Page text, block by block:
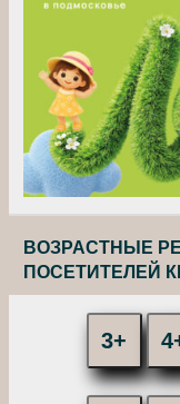
ВОЗРАСТНЫЕ
ПОСЕТИТЕЛЕЙ
3+